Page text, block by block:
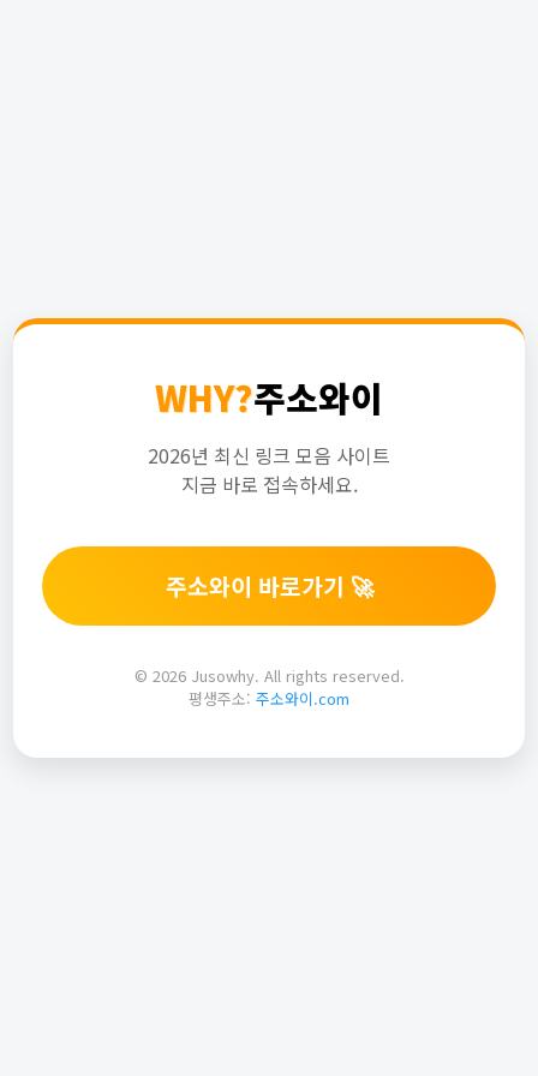
WHY?주소와이
2026년 최신 링크 모음 사이트
지금 바로 접속하세요.
주소와이 바로가기 🚀
© 2026 Jusowhy. All rights reserved.
평생주소: 주소와이.com